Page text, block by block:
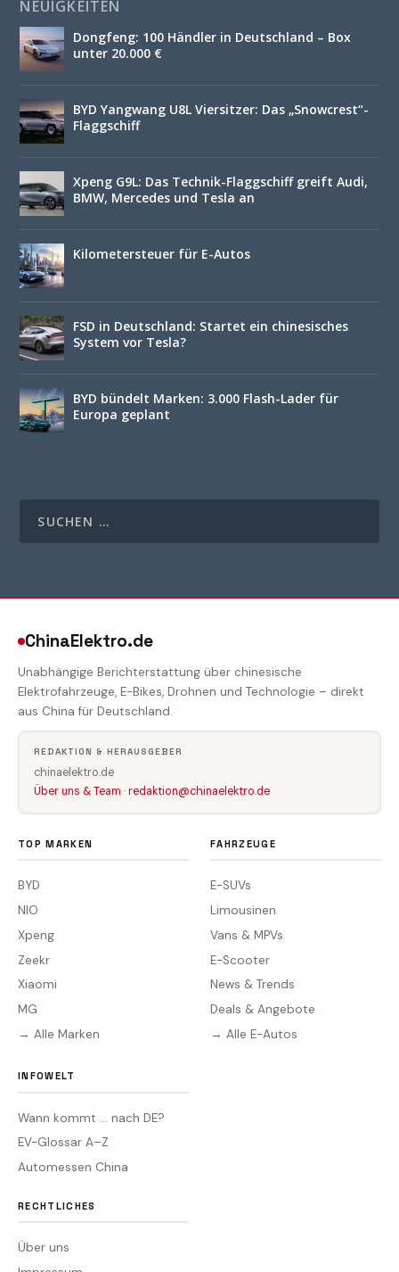
NEUIGKEITEN
Dongfeng: 100 Händler in Deutschland – Box
unter 20.000 €
BYD Yangwang U8L Viersitzer: Das „Snowcrest“-
Flaggschiff
Xpeng G9L: Das Technik-Flaggschiff greift Audi,
BMW, Mercedes und Tesla an
Kilometersteuer für E-Autos
FSD in Deutschland: Startet ein chinesisches
System vor Tesla?
BYD bündelt Marken: 3.000 Flash-Lader für
Europa geplant
ChinaElektro.de
Unabhängige Berichterstattung über chinesische
Elektrofahrzeuge, E-Bikes, Drohnen und Technologie – direkt
aus China für Deutschland.
REDAKTION & HERAUSGEBER
chinaelektro.de
Über uns & Team ·redaktion@chinaelektro.de
TOP MARKEN
BYD
NIO
Xpeng
Zeekr
Xiaomi
MG
→ Alle Marken
FAHRZEUGE
E-SUVs
Limousinen
Vans & MPVs
E-Scooter
News & Trends
Deals & Angebote
→ Alle E-Autos
INFOWELT
Wann kommt … nach DE?
EV-Glossar A–Z
Automessen China
RECHTLICHES
Über uns